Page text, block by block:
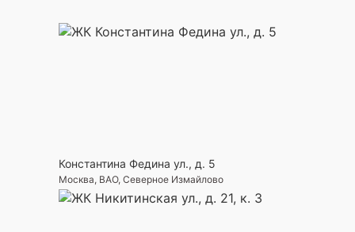
Константина Федина ул., д. 5
Москва, ВАО, Северное Измайлово